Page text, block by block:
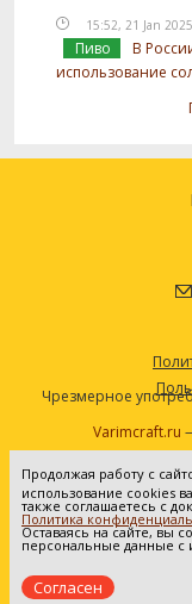
15:52, 21 Jan 2025
Пиво
В
использование
Чрезмерное
Varimcraft.ru
Сетевое
Федеральной службе
технологий и
запись ЭЛ No ФС77-
Продолжая работу с
использование cookies
также соглашаетесь с
Политика
Оставаясь на сайте, вы
персональные данные с
Согласен